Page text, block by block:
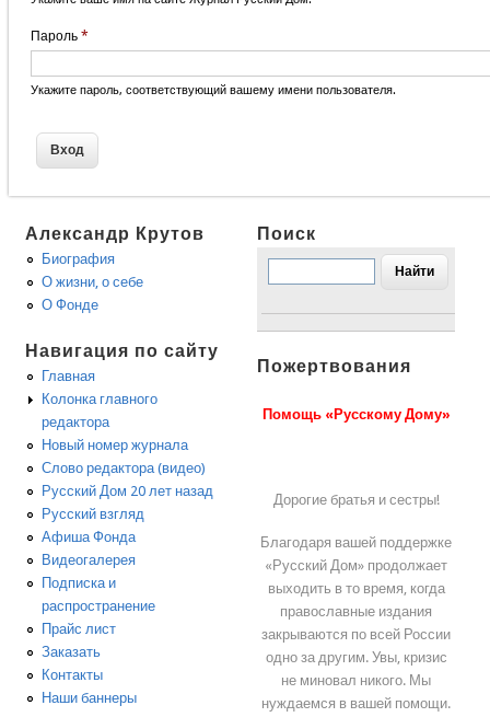
Пароль *
Укажите пароль, соответствующий вашему имени пользователя.
Александр Крутов
Биография
О жизни, о себе
О Фонде
Навигация по сайту
Главная
Колонка главного
редактора
Новый номер журнала
Слово редактора (видео)
Русский Дом 20 лет назад
Русский взгляд
Афиша Фонда
Видеогалерея
Подписка и
распространение
Прайс лист
Заказать
Контакты
Наши баннеры
Поиск
Пожертвования
Помощь «Русскому Дому»
Дорогие братья и сестры!
Благодаря вашей поддержке
«Русский Дом» продолжает
выходить в то время, когда
православные издания
закрываются по всей России
одно за другим. Увы, кризис
не миновал никого. Мы
нуждаемся в вашей помощи.